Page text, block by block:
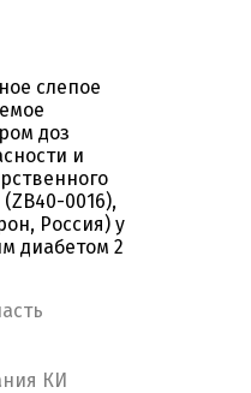
слепое
доз
и
0016),
Россия) у
диабетом 2
КИ